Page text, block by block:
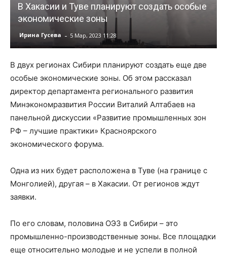
В Хакасии и Туве планируют создать особые
экономические зоны
Ирина Гусева - 5 Мар, 2023 11:28
В двух регионах Сибири планируют создать еще две
особые экономические зоны. Об этом рассказал
директор департамента регионального развития
Минэкономразвития России Виталий Алтабаев на
панельной дискуссии «Развитие промышленных зон
РФ – лучшие практики» Красноярского
экономического форума.
Одна из них будет расположена в Туве (на границе с
Монголией), другая – в Хакасии. От регионов ждут
заявки.
По его словам, половина ОЭЗ в Сибири – это
промышленно-производственные зоны. Все площадки
еще относительно молодые и не успели в полной